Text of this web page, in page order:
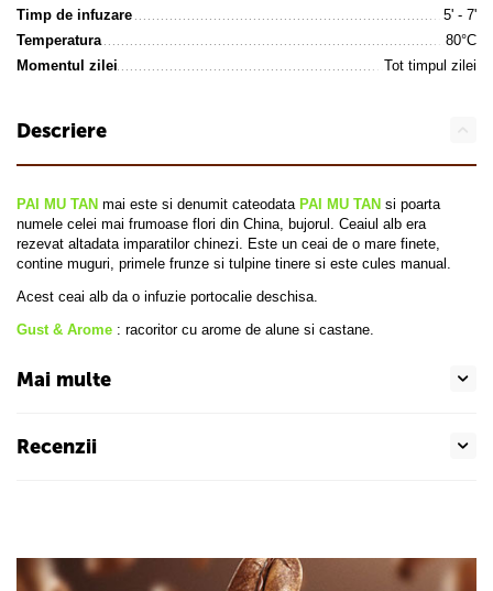
Timp de infuzare
5' - 7'
Temperatura
80°C
Momentul zilei
Tot timpul zilei
Descriere
PAI MU TAN mai este si denumit cateodata PAI MU TAN si poarta
numele celei mai frumoase flori din China, bujorul. Ceaiul alb era
rezevat altadata imparatilor chinezi. Este un ceai de o mare finete,
contine muguri, primele frunze si tulpine tinere si este cules manual.
Acest ceai alb da o infuzie portocalie deschisa.
Gust & Arome : racoritor cu arome de alune si castane.
Mai multe
Recenzii